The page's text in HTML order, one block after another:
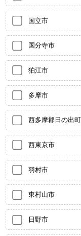
国立市
国分寺市
狛江市
多摩市
西多摩郡日の出町
西東京市
羽村市
東村山市
日野市